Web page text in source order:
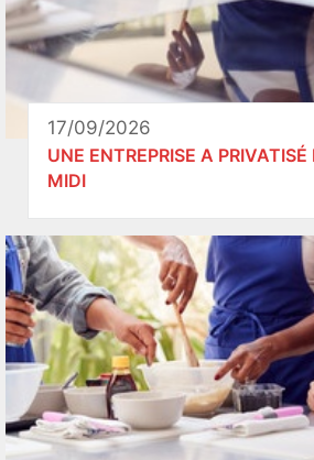
17/09/2026
UNE ENTREPRISE A PRIVATISÉ
MIDI